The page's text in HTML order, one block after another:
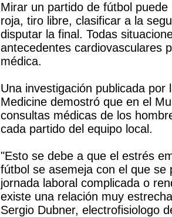
Mirar un partido de fútbol
roja, tiro libre, clasificar a la
disputar la final. Todas
antecedentes cardiovasculares
médica.
Una investigación publicada
Medicine demostró que en el
consultas médicas de los
cada partido del equipo local.
"Esto se debe a que el estrés
fútbol se asemeja con el que
jornada laboral complicada o
existe una relación muy
Sergio Dubner, electrofisiologo